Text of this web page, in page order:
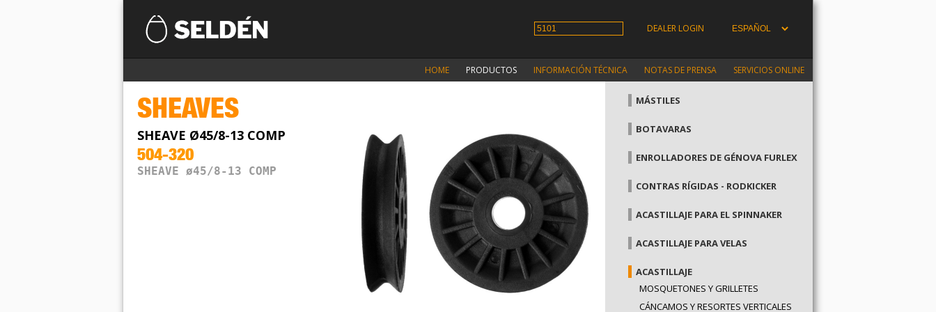
DEALER LOGIN
HOME PRODUCTOS INFORMACIÓN TÉCNICA NOTAS DE PRENSA SERVICIOS ONLINE
SHEAVES
SHEAVE Ø45/8-13 COMP
504-320
SHEAVE ø45/8-13 COMP
MÁSTILES
BOTAVARAS
ENROLLADORES DE GÉNOVA FURLEX
CONTRAS RÍGIDAS - RODKICKER
ACASTILLAJE PARA EL SPINNAKER
ACASTILLAJE PARA VELAS
ACASTILLAJE
MOSQUETONES Y GRILLETES
CÁNCAMOS Y RESORTES VERTICALES